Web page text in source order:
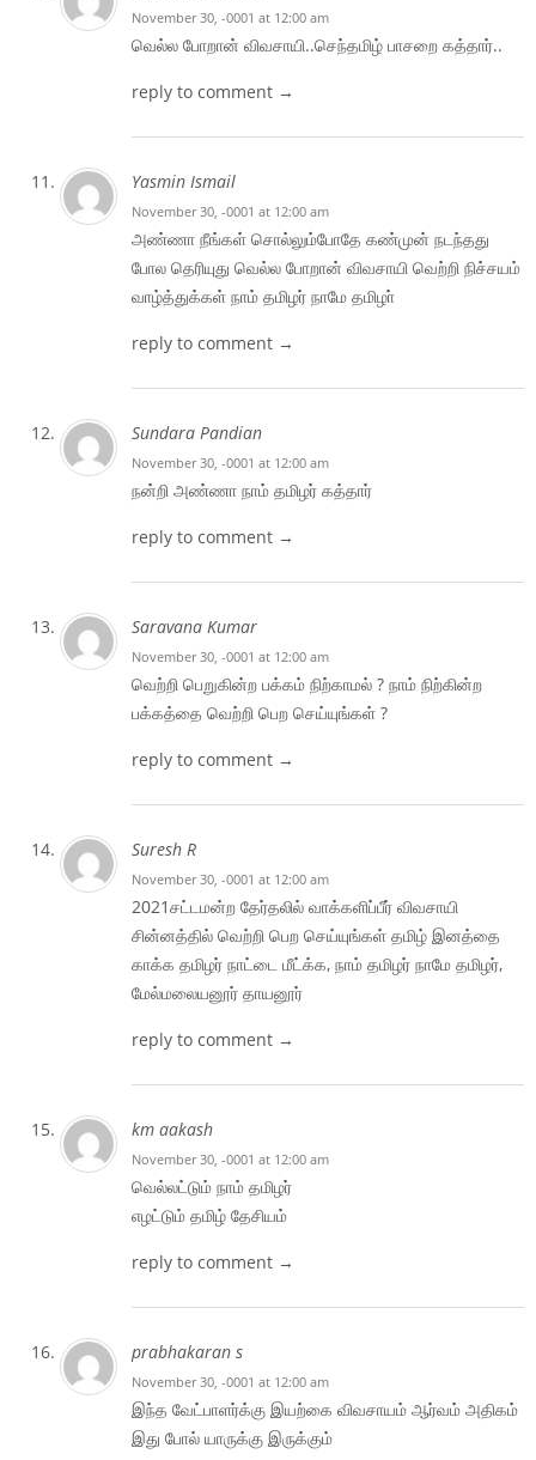
November 30, -0001 at 12:00 am
வெல்ல போறான் விவசாயி..செந்தமிழ் பாசறை கத்தார்..
reply to comment →
Yasmin Ismail
November 30, -0001 at 12:00 am
அண்ணா நீங்கள் சொல்லும்போதே கண்முன் நடந்தது
போல தெரியுது வெல்ல போறான் விவசாயி வெற்றி நிச்சயம்
வாழ்த்துக்கள் நாம் தமிழர் நாமே தமிழா்
reply to comment →
Sundara Pandian
November 30, -0001 at 12:00 am
நன்றி அண்ணா நாம் தமிழர் கத்தார்
reply to comment →
Saravana Kumar
November 30, -0001 at 12:00 am
வெற்றி பெறுகின்ற பக்கம் நிற்காமல் ? நாம் நிற்கின்ற
பக்கத்தை வெற்றி பெற செய்யுங்கள் ?
reply to comment →
Suresh R
November 30, -0001 at 12:00 am
2021சட்டமன்ற தேர்தலில் வாக்களிப்பீர் விவசாயி
சின்னத்தில் வெற்றி பெற செய்யுங்கள் தமிழ் இனத்தை
காக்க தமிழர் நாட்டை மீட்க்க, நாம் தமிழர் நாமே தமிழர்,
மேல்மலையனூர் தாயனூர்
reply to comment →
km aakash
November 30, -0001 at 12:00 am
வெல்லட்டும் நாம் தமிழர்
எழட்டும் தமிழ் தேசியம்
reply to comment →
prabhakaran s
November 30, -0001 at 12:00 am
இந்த வேட்பாளர்க்கு இயற்கை விவசாயம் ஆர்வம் அதிகம்
இது போல் யாருக்கு இருக்கும்